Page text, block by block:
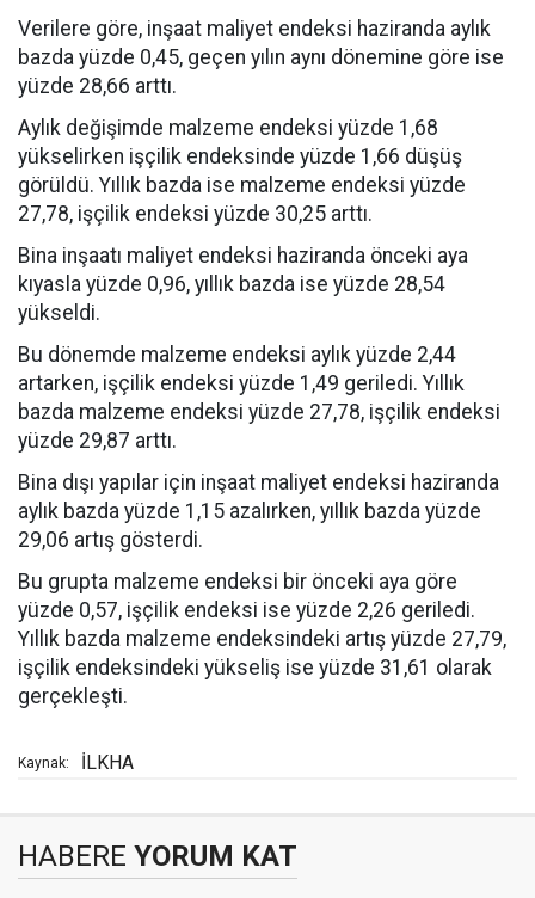
Verilere göre, inşaat maliyet endeksi haziranda aylık
bazda yüzde 0,45, geçen yılın aynı dönemine göre ise
yüzde 28,66 arttı.
Aylık değişimde malzeme endeksi yüzde 1,68
yükselirken işçilik endeksinde yüzde 1,66 düşüş
görüldü. Yıllık bazda ise malzeme endeksi yüzde
27,78, işçilik endeksi yüzde 30,25 arttı.
Bina inşaatı maliyet endeksi haziranda önceki aya
kıyasla yüzde 0,96, yıllık bazda ise yüzde 28,54
yükseldi.
Bu dönemde malzeme endeksi aylık yüzde 2,44
artarken, işçilik endeksi yüzde 1,49 geriledi. Yıllık
bazda malzeme endeksi yüzde 27,78, işçilik endeksi
yüzde 29,87 arttı.
Bina dışı yapılar için inşaat maliyet endeksi haziranda
aylık bazda yüzde 1,15 azalırken, yıllık bazda yüzde
29,06 artış gösterdi.
Bu grupta malzeme endeksi bir önceki aya göre
yüzde 0,57, işçilik endeksi ise yüzde 2,26 geriledi.
Yıllık bazda malzeme endeksindeki artış yüzde 27,79,
işçilik endeksindeki yükseliş ise yüzde 31,61 olarak
gerçekleşti.
Kaynak: İLKHA
HABERE YORUM KAT